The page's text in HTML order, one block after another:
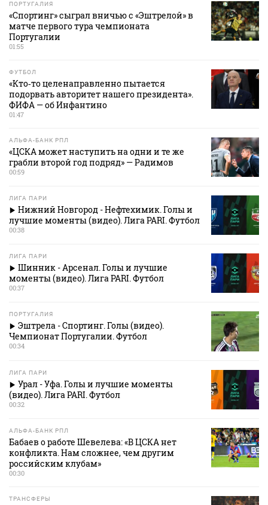
ПОРТУГАЛИЯ
«Спортинг» сыграл вничью с «Эштрелой» в
матче первого тура чемпионата
Португалии
01:55
ФУТБОЛ
«Кто‑то целенаправленно пытается
подорвать авторитет нашего президента».
ФИФА — об Инфантино
01:47
АЛЬФА-БАНК РПЛ
«ЦСКА может наступить на одни и те же
грабли второй год подряд» — Радимов
00:59
ЛИГА ПАРИ
Нижний Новгород - Нефтехимик. Голы и
лучшие моменты (видео). Лига PARI. Футбол
00:38
ЛИГА ПАРИ
Шинник - Арсенал. Голы и лучшие
моменты (видео). Лига PARI. Футбол
00:37
ПОРТУГАЛИЯ
Эштрела - Спортинг. Голы (видео).
Чемпионат Португалии. Футбол
00:34
ЛИГА ПАРИ
Урал - Уфа. Голы и лучшие моменты
(видео). Лига PARI. Футбол
00:32
АЛЬФА-БАНК РПЛ
Бабаев о работе Шевелева: «В ЦСКА нет
конфликта. Нам сложнее, чем другим
российским клубам»
00:30
ТРАНСФЕРЫ